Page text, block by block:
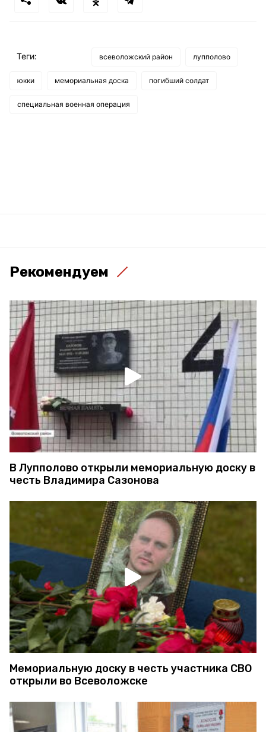
Теги: всеволожский район лупполово
юкки мемориальная доска погибший солдат
специальная военная операция
Рекомендуем
В Лупполово открыли мемориальную доску в
честь Владимира Сазонова
Мемориальную доску в честь участника СВО
открыли во Всеволожске